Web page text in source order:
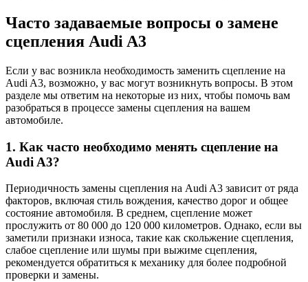
Часто задаваемые вопросы о замене
сцепления Audi A3
Если у вас возникла необходимость заменить сцепление на
Audi A3, возможно, у вас могут возникнуть вопросы. В этом
разделе мы ответим на некоторые из них, чтобы помочь вам
разобраться в процессе замены сцепления на вашем
автомобиле.
1. Как часто необходимо менять сцепление на
Audi A3?
Периодичность замены сцепления на Audi A3 зависит от ряда
факторов, включая стиль вождения, качество дорог и общее
состояние автомобиля. В среднем, сцепление может
прослужить от 80 000 до 120 000 километров. Однако, если вы
заметили признаки износа, такие как скольжение сцепления,
слабое сцепление или шумы при выжиме сцепления,
рекомендуется обратиться к механику для более подробной
проверки и замены.